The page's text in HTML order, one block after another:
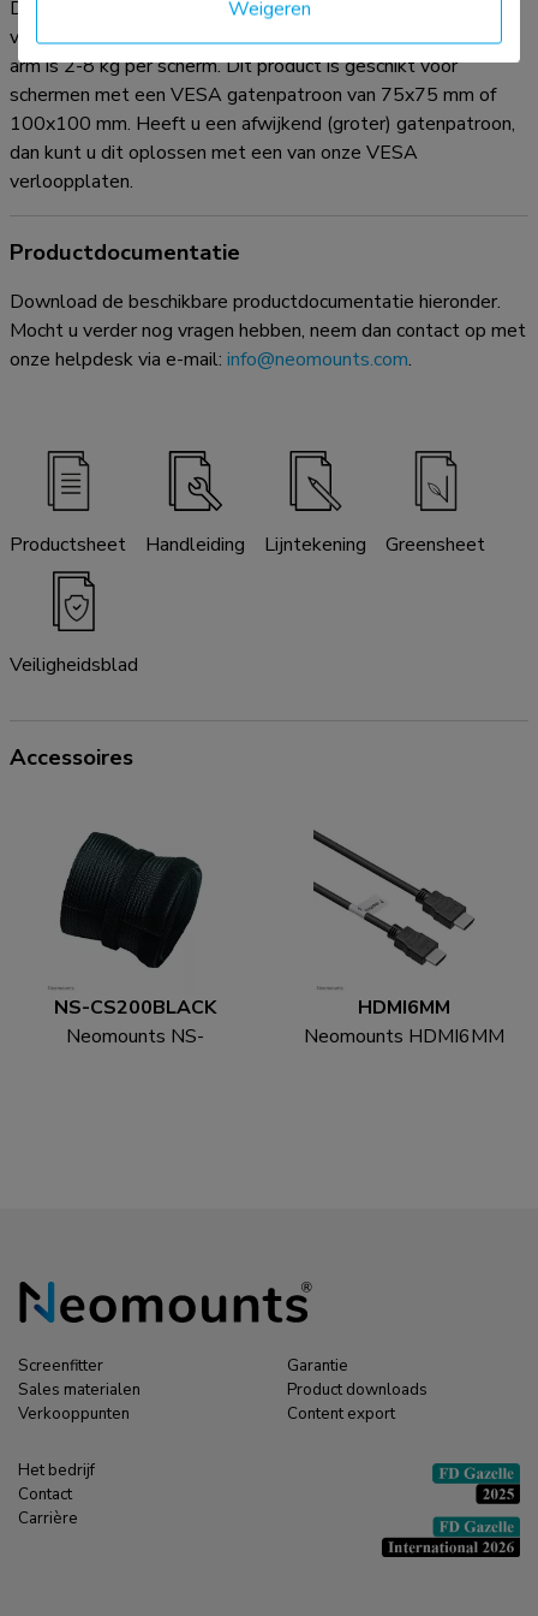
De FPMA-D750SILVER2 heeft 3 draaipunten en is geschikt
voor schermen t/m 32" (81 cm). Het draagvermogen van de
arm is 2-8 kg per scherm. Dit product is geschikt voor
schermen met een VESA gatenpatroon van 75x75 mm of
100x100 mm. Heeft u een afwijkend (groter) gatenpatroon,
dan kunt u dit oplossen met een van onze VESA
verloopplaten.
Productdocumentatie
Download de beschikbare productdocumentatie hieronder.
Mocht u verder nog vragen hebben, neem dan contact op met
onze helpdesk via e-mail: info@neomounts.com.
Productsheet Handleiding Lijntekening Greensheet
Veiligheidsblad
Accessoires
NS-CS200BLACK
Neomounts NS-
HDMI6MM
Neomounts HDMI6MM
Screenfitter
Sales materialen
Verkooppunten
Garantie
Product downloads
Content export
Het bedrijf
Contact
Carrière
Weigeren